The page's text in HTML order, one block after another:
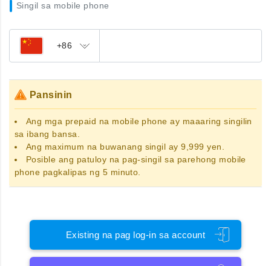
Singil sa mobile phone
+86
Pansinin
Ang mga prepaid na mobile phoneay maaaring singilin
sa ibang bansa.
Ang maximum na buwanang singil ay 9,999 yen.
Posible ang patuloy na pag-singil sa parehong mobile
phone pagkalipas ng 5 minuto.
Existing na pag log-in sa account